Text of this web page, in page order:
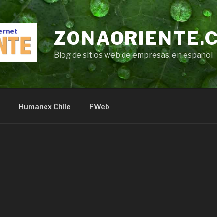
Blog de sitios web de empresas, en español
Humanex Chile PWeb